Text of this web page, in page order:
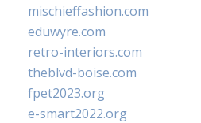
mischieffashion.com
eduwyre.com
retro-interiors.com
theblvd-boise.com
fpet2023.org
e-smart2022.org